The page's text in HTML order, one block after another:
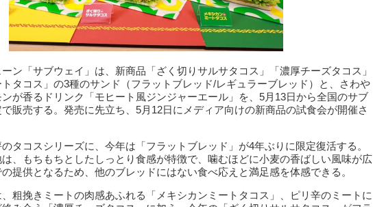
ン「サブウェイ」は、新商品「ざく切りサルサタコス」「濃厚チーズタコス」
トタコス」の3種のサンド（フラットブレッド/レギュラーブレッド）と、さわや
が香るドリンク「モヒート風ジンジャーエール」を、5月13日から全国のサブ
販売する。発売に先立ち、5月12日にメディア向けの新商品の試食会が開催さ
タコスシリーズに、今年は「フラットブレッド」が4年ぶりに限定復活する。
、もちもちとしたしっとり食感が特徴で、噛むほどに小麦の香ばしい風味が広
提供となるため、他のブレッドにはない食べ応えと満足感を体感できる。
粗挽きミートの肉感あふれる「メキシカンミートタコス」、ピリ辛のミートに